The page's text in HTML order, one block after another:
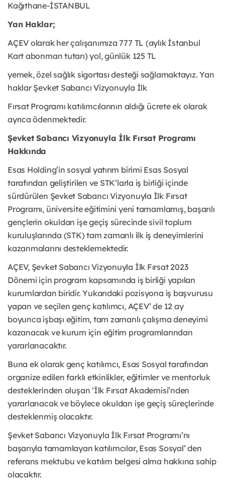
Kağıthane-İSTANBUL
Yan Haklar;
AÇEV olarak her çalışanımıza 777 TL (aylık İstanbul
Kart abonman tutarı) yol, günlük 125 TL
yemek, özel sağlık sigortası desteği sağlamaktayız. Yan
haklar Şevket Sabancı Vizyonuyla İlk
Fırsat Programı katılımcılarının aldığı ücrete ek olarak
ayrıca ödenmektedir.
Şevket Sabancı Vizyonuyla İlk Fırsat Programı
Hakkında
Esas Holding’in sosyal yatırım birimi Esas Sosyal
tarafından geliştirilen ve STK’larla iş birliği içinde
sürdürülen Şevket Sabancı Vizyonuyla İlk Fırsat
Programı, üniversite eğitimini yeni tamamlamış, başarılı
gençlerin okuldan işe geçiş sürecinde sivil toplum
kuruluşlarında (STK) tam zamanlı ilk iş deneyimlerini
kazanmalarını desteklemektedir.
AÇEV, Şevket Sabancı Vizyonuyla İlk Fırsat 2023
Dönemi için program kapsamında iş birliği yapılan
kurumlardan biridir. Yukarıdaki pozisyona iş başvurusu
yapan ve seçilen genç katılımcı, AÇEV’ de 12 ay
boyunca işbaşı eğitim, tam zamanlı çalışma deneyimi
kazanacak ve kurum için eğitim programlarından
yararlanacaktır.
Buna ek olarak genç katılımcı, Esas Sosyal tarafından
organize edilen farklı etkinlikler, eğitimler ve mentorluk
desteklerinden oluşan ‘İlk Fırsat Akademisi’nden
yararlanacak ve böylece okuldan işe geçiş süreçlerinde
desteklenmiş olacaktır.
Şevket Sabancı Vizyonuyla İlk Fırsat Programı’nı
başarıyla tamamlayan katılımcılar, Esas Sosyal’ den
referans mektubu ve katılım belgesi alma hakkına sahip
olacaktır.